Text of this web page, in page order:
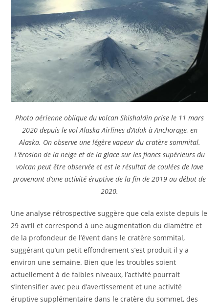
Photo aérienne oblique du volcan Shishaldin prise le 11 mars
2020 depuis le vol Alaska Airlines d’Adak à Anchorage, en
Alaska. On observe une légère vapeur du cratère sommital.
L’érosion de la neige et de la glace sur les flancs supérieurs du
volcan peut être observée et est le résultat de coulées de lave
provenant d’une activité éruptive de la fin de 2019 au début de
2020.
Une analyse rétrospective suggère que cela existe depuis le
29 avril et correspond à une augmentation du diamètre et
de la profondeur de l’évent dans le cratère sommital,
suggérant qu’un petit effondrement s’est produit il y a
environ une semaine. Bien que les troubles soient
actuellement à de faibles niveaux, l’activité pourrait
s’intensifier avec peu d’avertissement et une activité
éruptive supplémentaire dans le cratère du sommet, des